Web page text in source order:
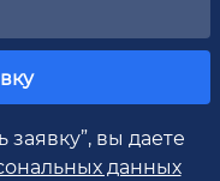
вы даете
данных